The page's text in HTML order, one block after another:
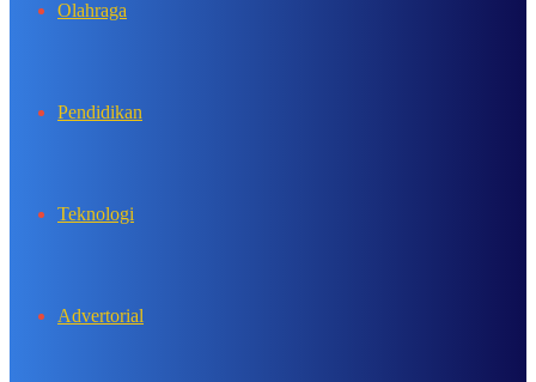
Olahraga
Pendidikan
Teknologi
Advertorial